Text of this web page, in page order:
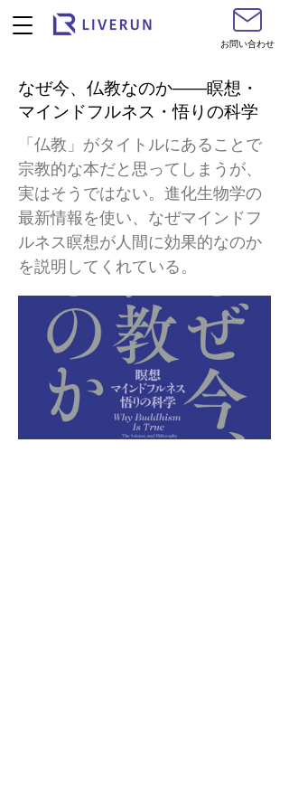
お問い合わせ
なぜ今、仏教なのか――瞑想・
マインドフルネス・悟りの科学
「仏教」がタイトルにあることで
宗教的な本だと思ってしまうが、
実はそうではない。進化生物学の
最新情報を使い、なぜマインドフ
ルネス瞑想が人間に効果的なのか
を説明してくれている。